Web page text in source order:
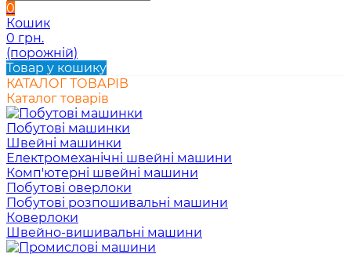
0
Кошик
0 грн.
(порожній)
Товар у кошику
КАТАЛОГ ТОВАРІВ
Каталог товарів
Побутові машинки
Швейні машинки
Електромеханічні швейні машини
Комп'ютерні швейні машини
Побутові оверлоки
Побутові розпошивальні машини
Коверлоки
Швейно-вишивальні машини